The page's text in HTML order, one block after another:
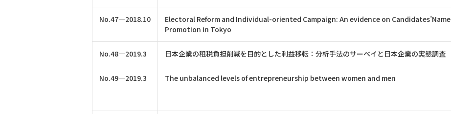
No.47―2018.10
Electoral Reform and Individual-oriented Campaign: An evidence on Candidates’Name
Promotion in Tokyo
No.48―2019.3 日本企業の租税負担削減を目的とした利益移転：分析手法のサーベイと日本企業の実態調査
No.49―2019.3 The unbalanced levels of entrepreneurship between women and men